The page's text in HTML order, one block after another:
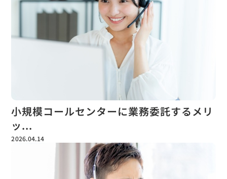
小規模コールセンターに業務委託するメリ
ッ...
2026.04.14